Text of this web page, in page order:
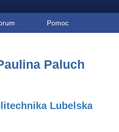
Pomoc
Paluch
Lubelska